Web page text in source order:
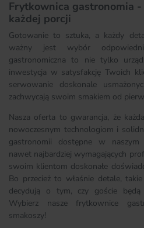
Frytkownica gastronomia
każdej porcji
Gotowanie to sztuka, a każdy
ważny jest wybór
gastronomiczna to nie tylko
inwestycja w satysfakcję Twoich
serwowanie doskonale
zachwycają swoim smakiem od
Nasza oferta to gwarancja, że
nowoczesnym technologiom i
gastronomii dostępne w naszym
nawet najbardziej wymagających
swoim klientom doskonałe
Bo przecież to właśnie detale,
decydują o tym, czy goście
Wybierz nasze frytkownice
smakoszy!